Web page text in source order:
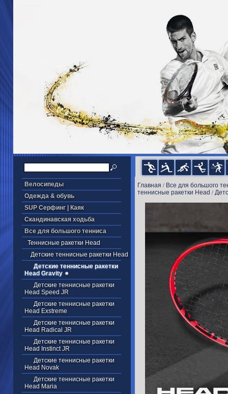
Велосипеды
Одежда & обувь
SUP Серфинг | Каяк
Скандинавская ходьба
Все для большого тенниса
Теннисные ракетки Head
Детские теннисные ракетки Head
Детские теннисные ракетки
Head Gravity
Детские теннисные ракетки
Head Speed JR
Детские теннисные ракетки
Head Exstreme
Детские теннисные ракетки
Head Radical JR
Детские теннисные ракетки
Head Instinct JR
Детские теннисные ракетки
Head Novak
Детские теннисные ракетки
Head Maria
Главная / Все для большого
теннисные ракетки Head /